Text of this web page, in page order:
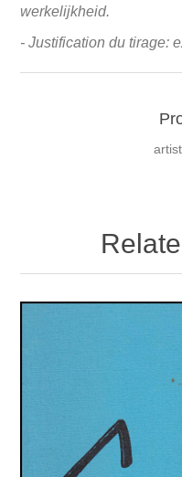
werkelijkheid.
- Justification du tirage: